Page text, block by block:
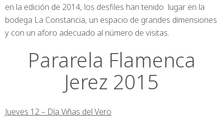
en la edición de 2014, los desfiles han tenido lugar en la
bodega La Constancia, un espacio de grandes dimensiones
y con un aforo adecuado al número de visitas.
Pararela Flamenca
Jerez 2015
Jueves 12 – Día Viñas del Vero